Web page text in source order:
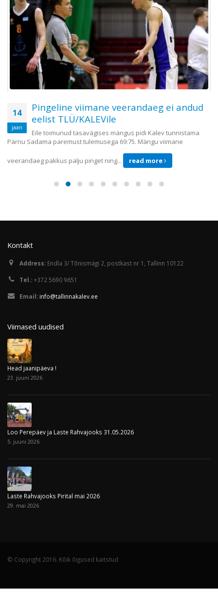
14
jaan
Pingeline viimane veerandaeg ei andud
eelist TLÜ/KALEVile
Eile toimunud tasavägises mängus pidi Kalev tunnistama
Pärnu Sadama paremust tulemusega 69:75. Mängu viimane
veerandaeg pakkus palju pinget ning... read more
Kontakt
Address: Endla 3/ Tõnismägi 2, postkast nr 1, Tallinn 10122
Tel.:+372 5690 9651
Email: info@tallinnakalev.ee
Viimased uudised
Head jaanipäeva !
23. juuni 2026
Loo Perepäev ja Laste Rahvajooks 31.05.2026
5. juuni 2026
Laste Rahvajooks Pirital mai 2026
29. mai 2026
© Copyright 2016. Kõik õigused kaitstud